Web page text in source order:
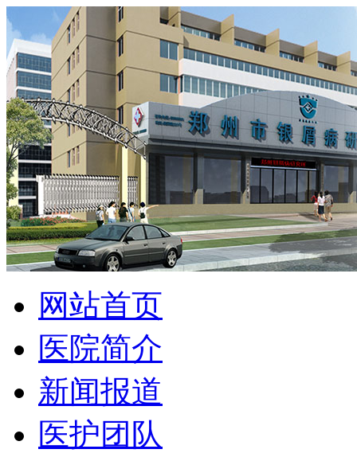
网站首页
医院简介
新闻报道
医护团队